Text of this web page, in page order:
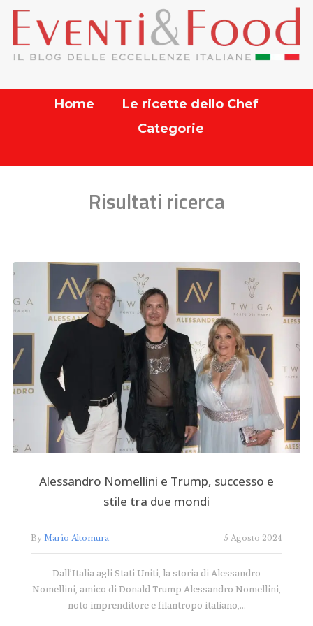
Home
Le ricette dello Chef
Categorie
Risultati ricerca
Alessandro Nomellini e Trump, successo e
stile tra due mondi
By Mario Altomura 5 Agosto 2024
Dall’Italia agli Stati Uniti, la storia di Alessandro
Nomellini, amico di Donald Trump Alessandro Nomellini,
noto imprenditore e filantropo italiano,…